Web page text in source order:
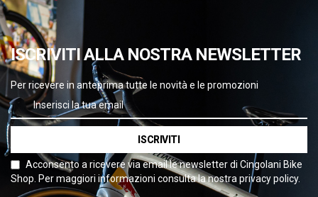
ISCRIVITI ALLA NOSTRA NEWSLETTER
Per ricevere in anteprima tutte le novità e le promozioni
ISCRIVITI
Acconsento a ricevere via email le newsletter di Cingolani Bike
Shop. Per maggiori informazioni consulta la nostra privacy policy.